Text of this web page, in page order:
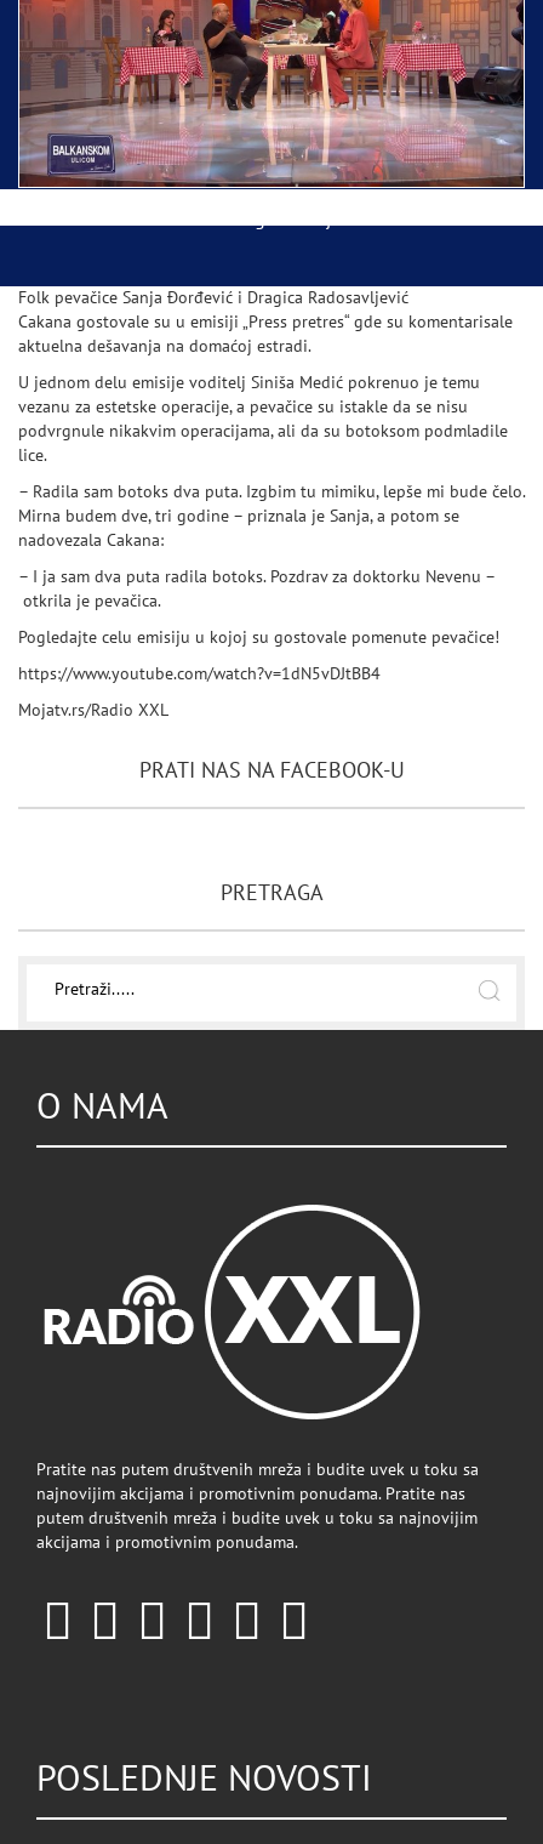
Ispraćaj Pojasa Presvete Bogorodice danas iz
Hrama Svetog Save
Folk pevačice Sanja Đorđević i Dragica Radosavljević
Cakana gostovale su u emisiji „Press pretres“ gde su komentarisale
aktuelna dešavanja na domaćoj estradi.
U jednom delu emisije voditelj Siniša Medić pokrenuo je temu
vezanu za estetske operacije, a pevačice su istakle da se nisu
podvrgnule nikakvim operacijama, ali da su botoksom podmladile
lice.
– Radila sam botoks dva puta. Izgbim tu mimiku, lepše mi bude čelo.
Mirna budem dve, tri godine – priznala je Sanja, a potom se
nadovezala Cakana:
– I ja sam dva puta radila botoks. Pozdrav za doktorku Nevenu –
otkrila je pevačica.
Pogledajte celu emisiju u kojoj su gostovale pomenute pevačice!
https://www.youtube.com/watch?v=1dN5vDJtBB4
Mojatv.rs/Radio XXL
PRATI NAS NA FACEBOOK-U
PRETRAGA
O NAMA
Pratite nas putem društvenih mreža i budite uvek u toku sa
najnovijim akcijama i promotivnim ponudama. Pratite nas
putem društvenih mreža i budite uvek u toku sa najnovijim
akcijama i promotivnim ponudama.
POSLEDNJE NOVOSTI